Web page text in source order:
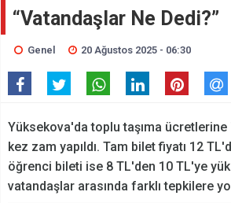
“Vatandaşlar Ne Dedi?”
Genel 20 Ağustos 2025 - 06:30
Yüksekova'da toplu taşıma
kez zam yapıldı. Tam bilet fiyatı 12
öğrenci bileti ise 8 TL'den 10 TL'ye
vatandaşlar arasında farklı tepkilere